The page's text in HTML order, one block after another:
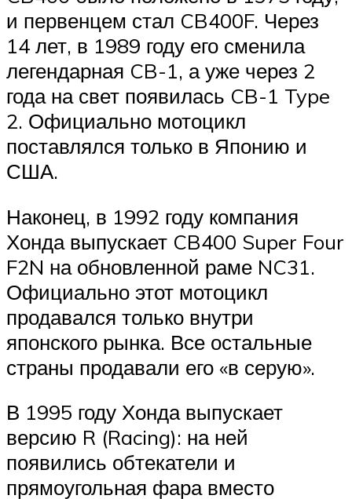
и первенцем стал CB400F. Через
14 лет, в 1989 году его сменила
легендарная CB-1, а уже через 2
года на свет появилась CB-1 Type
2. Официально мотоцикл
поставлялся только в Японию и
США.
Наконец, в 1992 году компания
Хонда выпускает CB400 Super Four
F2N на обновленной раме NC31.
Официально этот мотоцикл
продавался только внутри
японского рынка. Все остальные
страны продавали его «в серую».
В 1995 году Хонда выпускает
версию R (Racing): на ней
появились обтекатели и
прямоугольная фара вместо